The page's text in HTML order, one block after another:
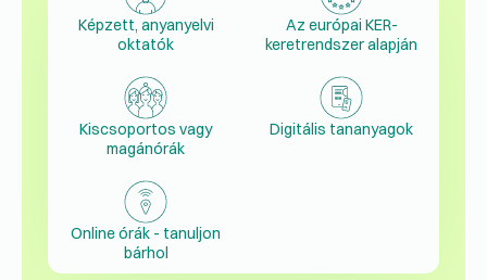
Képzett, anyanyelvi
oktatók
Az európai KER-
keretrendszer alapján
Kiscsoportos vagy
magánórák
Digitális tananyagok
Online órák - tanuljon
bárhol